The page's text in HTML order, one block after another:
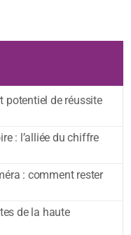
potentiel de réussite
: l’alliée du chiffre
: comment rester
de la haute